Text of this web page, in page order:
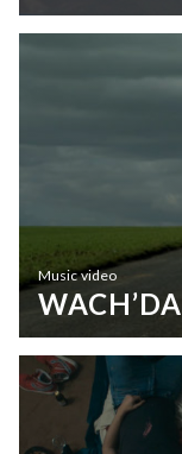
Music video
WACH’DA